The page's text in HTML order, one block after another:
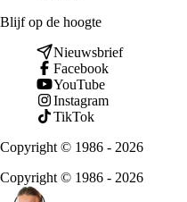
Blijf op de hoogte
Nieuwsbrief
Facebook
YouTube
Instagram
TikTok
Copyright © 1986 - 2026
Copyright © 1986 - 2026